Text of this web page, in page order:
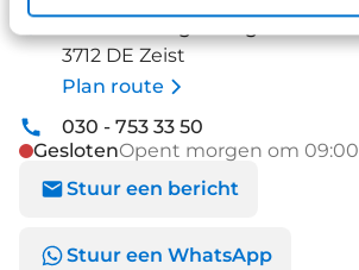
3712 DE Zeist
Plan route
030 - 753 33 50
GeslotenOpent morgen om 09:00
Stuur een bericht
Stuur een WhatsApp